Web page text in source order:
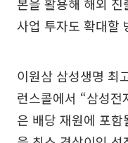
사업 투자도 확대할
이원삼 삼성생명 최
런스콜에서 “삼성
은 배당 재원에 포